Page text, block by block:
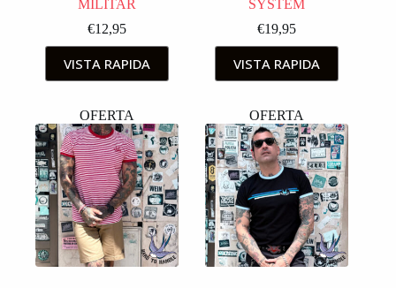
MILITAR
€12,95
VISTA RAPIDA
SYSTEM
€19,95
VISTA RAPIDA
OFERTA OFERTA